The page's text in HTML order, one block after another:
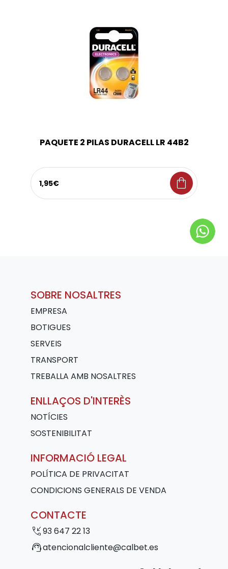
PAQUETE 2 PILAS DURACELL LR 44B2
1,95€ shopping_bag
SOBRE NOSALTRES
EMPRESA
BOTIGUES
SERVEIS
TRANSPORT
TREBALLA AMB NOSALTRES
ENLLAÇOS D'INTERÈS
NOTÍCIES
SOSTENIBILITAT
INFORMACIÓ LEGAL
POLÍTICA DE PRIVACITAT
CONDICIONS GENERALS DE VENDA
CONTACTE
phone_callback93 647 22 13
support_agentatencionalcliente@calbet.es